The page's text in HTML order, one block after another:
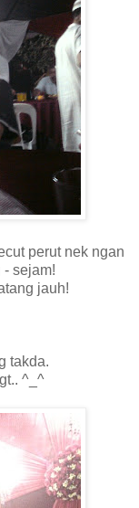
perut nek ngan
- sejam!
jauh!
takda.
^_^